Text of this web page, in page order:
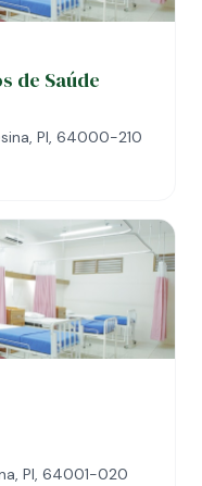
de Saúde
PI, 64000-210
PI, 64001-020